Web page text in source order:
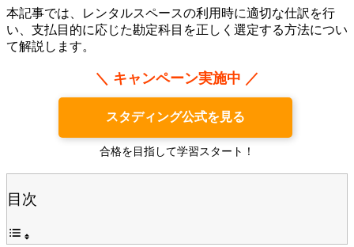
本記事では、レンタルスペースの利用時に適切な仕訳を行
い、支払目的に応じた勘定科目を正しく選定する方法につい
て解説します。
＼ キャンペーン実施中 ／
スタディング公式を見る
合格を目指して学習スタート！
目次